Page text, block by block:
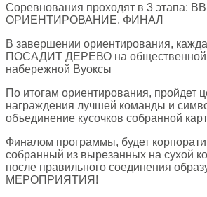
Соревнования проходят в 3 этапа:
ОРИЕНТИРОВАНИЕ, ФИНАЛ
В завершении ориентирования,
ПОСАДИТ ДЕРЕВО на общественной
набережной Вуоксы
По итогам ориентирования, пройдет
награждения лучшей команды и
объединение кусочков собранной
Финалом программы, будет
собранный из вырезанных на сухой
после правильного соединения
МЕРОПРИЯТИЯ!